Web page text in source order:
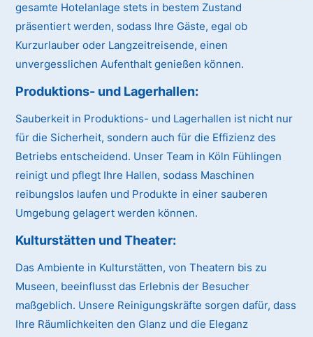
gesamte Hotelanlage stets in bestem Zustand
präsentiert werden, sodass Ihre Gäste, egal ob
Kurzurlauber oder Langzeitreisende, einen
unvergesslichen Aufenthalt genießen können.
Produktions- und Lagerhallen:
Sauberkeit in Produktions- und Lagerhallen ist nicht nur
für die Sicherheit, sondern auch für die Effizienz des
Betriebs entscheidend. Unser Team in Köln Fühlingen
reinigt und pflegt Ihre Hallen, sodass Maschinen
reibungslos laufen und Produkte in einer sauberen
Umgebung gelagert werden können.
Kulturstätten und Theater:
Das Ambiente in Kulturstätten, von Theatern bis zu
Museen, beeinflusst das Erlebnis der Besucher
maßgeblich. Unsere Reinigungskräfte sorgen dafür, dass
Ihre Räumlichkeiten den Glanz und die Eleganz